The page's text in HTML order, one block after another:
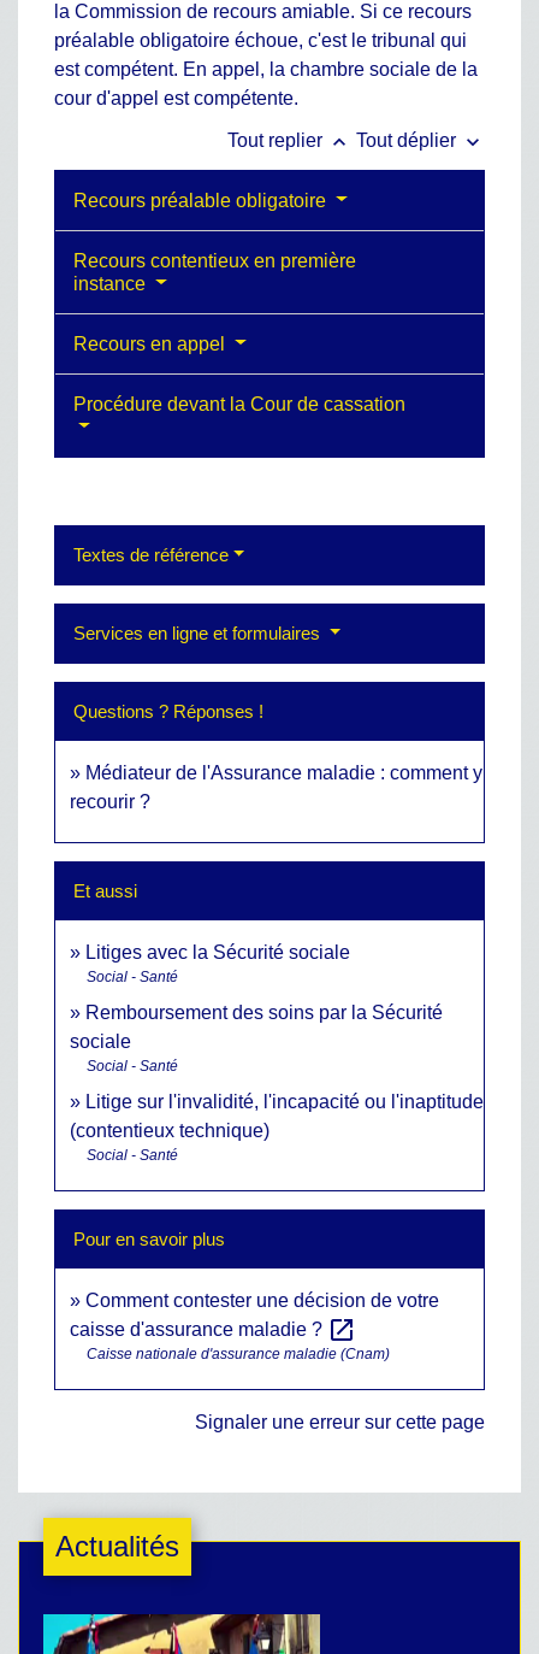
la Commission de recours amiable. Si ce recours
préalable obligatoire échoue, c'est le tribunal qui
est compétent. En appel, la chambre sociale de la
cour d'appel est compétente.
Tout replier keyboard_arrow_up Tout déplier keyboard_arrow_down
Recours préalable obligatoire
Recours contentieux en première
instance
Recours en appel
Procédure devant la Cour de cassation
Textes de référence
Services en ligne et formulaires
Questions ? Réponses !
Médiateur de l'Assurance maladie : comment y
recourir ?
Et aussi
Litiges avec la Sécurité sociale
Social - Santé
Remboursement des soins par la Sécurité
sociale
Social - Santé
Litige sur l'invalidité, l'incapacité ou l'inaptitude
(contentieux technique)
Social - Santé
Pour en savoir plus
Comment contester une décision de votre
caisse d'assurance maladie ? open_in_new
Caisse nationale d'assurance maladie (Cnam)
Signaler une erreur sur cette page
Actualités